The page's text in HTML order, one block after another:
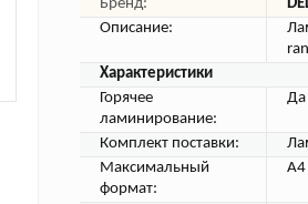
Бренд:
Описание:
Характеристики
Горячее
ламинирование:
Да
Комплект поставки:
Максимальный
формат:
A4